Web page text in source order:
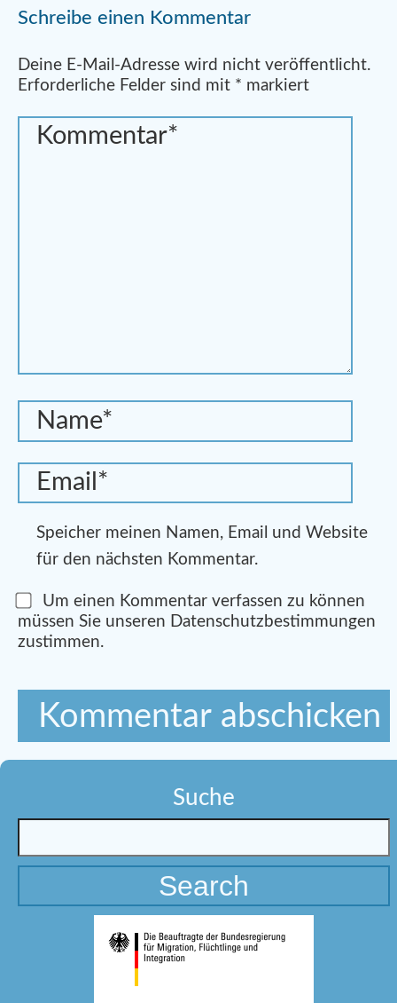
Schreibe einen Kommentar
Deine E-Mail-Adresse wird nicht veröffentlicht.
Erforderliche Felder sind mit * markiert
Speicher meinen Namen, Email und Website
für den nächsten Kommentar.
Um einen Kommentar verfassen zu können
müssen Sie unseren Datenschutzbestimmungen
zustimmen.
Suche